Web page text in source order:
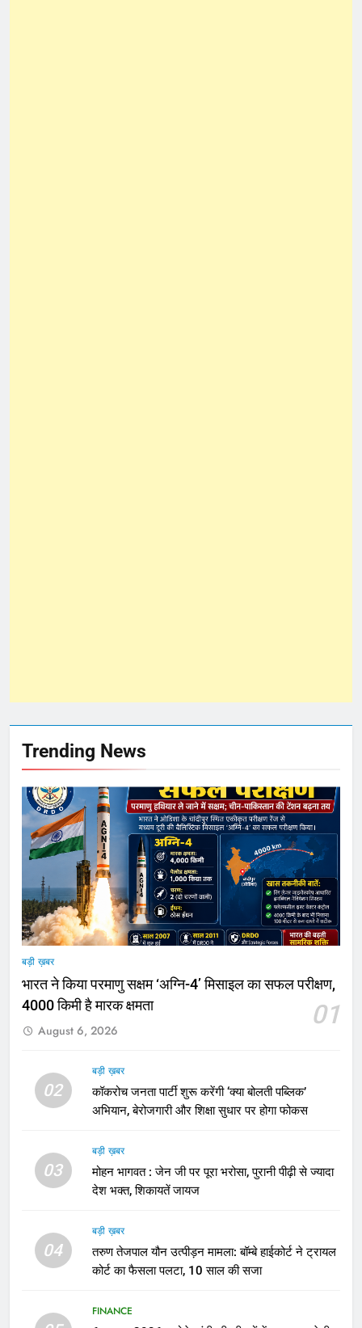
Trending News
बड़ी ख़बर
भारत ने किया परमाणु सक्षम ‘अग्नि-4’ मिसाइल का सफल परीक्षण,
4000 किमी है मारक क्षमता
01
August 6, 2026
02
बड़ी ख़बर
कॉकरोच जनता पार्टी शुरू करेंगी ‘क्या बोलती पब्लिक’
अभियान, बेरोजगारी और शिक्षा सुधार पर होगा फोकस
03
बड़ी ख़बर
मोहन भागवत : जेन जी पर पूरा भरोसा, पुरानी पीढ़ी से ज्यादा
देश भक्त, शिकायतें जायज
04
बड़ी ख़बर
तरुण तेजपाल यौन उत्पीड़न मामला: बॉम्बे हाईकोर्ट ने ट्रायल
कोर्ट का फैसला पलटा, 10 साल की सजा
FINANCE